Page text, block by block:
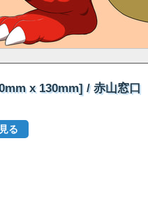
x 130mm] / 赤山窓口
る